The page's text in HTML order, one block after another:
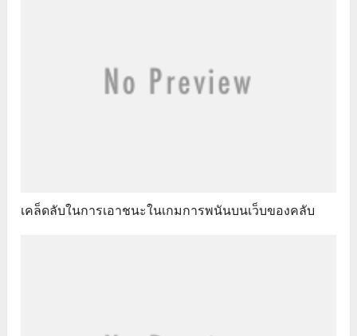
เคล็ดลับในการเอาชนะในเกมการพนันบนเว็บของคลับ